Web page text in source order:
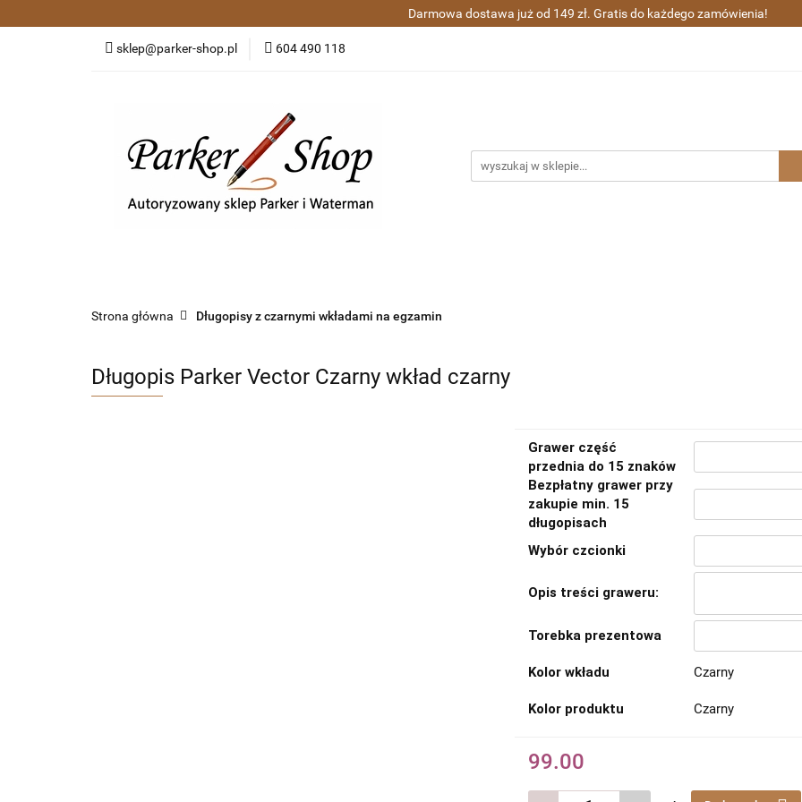
Darmowa dostawa już od 149 zł. Gratis do każdego zamówienia!
sklep@parker-shop.pl 604 490 118
Kategorie Pióra wieczne i kulkowe Długopisy Zestawy prezentowe
Strona główna Długopisy z czarnymi wkładami na egzamin
Długopis Parker Vector Czarny wkład czarny
Grawer część
przednia do 15 znaków
Bezpłatny grawer przy
zakupie min. 15
długopisach
Wybór czcionki
Opis treści graweru:
Torebka prezentowa
Kolor wkładu Czarny
Kolor produktu Czarny
99.00